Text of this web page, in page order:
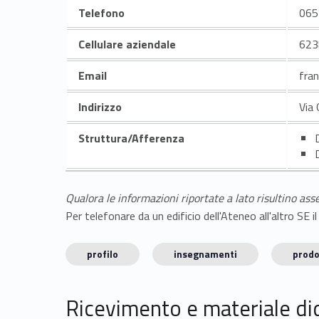
Telefono
Cellulare aziendale
Email
Indirizzo
Via
Struttura/Afferenza
Qualora le informazioni riportate a lato risultino
Per telefonare da un edificio dell'Ateneo all'altro
profilo insegnamenti
Ricevimento e materiale